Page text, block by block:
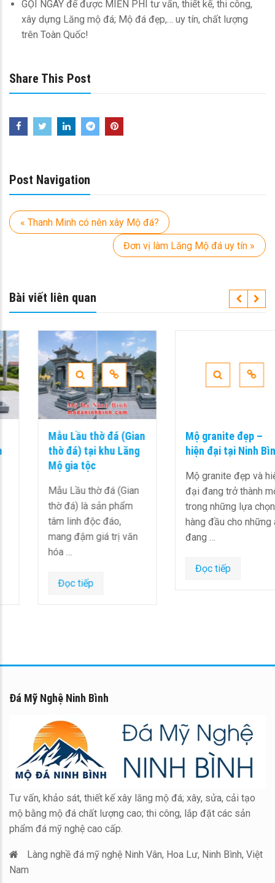
GỌI NGAY để được MIỄN PHÍ tư vấn, thiết kế, thi công,
xây dựng Lăng mộ đá; Mộ đá đẹp,… uy tín, chất lượng
trên Toàn Quốc!
Share This Post
Post Navigation
« Thanh Minh có nên xây Mộ đá?
Đơn vị làm Lăng Mộ đá uy tín »
Bài viết liên quan
Mẫu Lầu thờ đá (Gian
thờ đá) tại khu Lăng
Mộ gia tộc
Mẫu Lầu thờ đá (Gian
thờ đá) là sản phẩm
tâm linh độc đáo,
mang đậm giá trị văn
Đọc tiếp
Mộ granite đẹp –
hiện đại tại Ninh Bình
Mộ granite đẹp và hiện
đại đang trở thành một
trong những lựa chọn
hàng đầu cho những ai
đang …
Đọc tiếp
Đá Mỹ Nghệ Ninh Bình
Tư vấn, khảo sát, thiết kế xây lăng mộ đá; xây, sửa, cải tạo
mộ bằng mộ đá chất lượng cao; thi công, lắp đặt các sản
phẩm đá mỹ nghệ cao cấp.
Làng nghề đá mỹ nghệ Ninh Vân, Hoa Lư, Ninh Bình, Việt
Nam